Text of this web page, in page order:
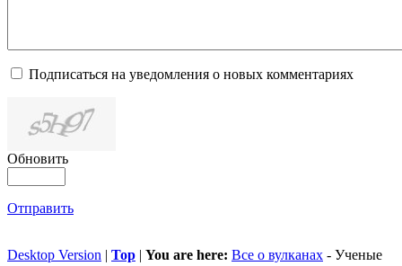
Подписаться на уведомления о новых комментариях
Обновить
Отправить
Desktop Version | Top | You are here: Все о вулканах - Ученые